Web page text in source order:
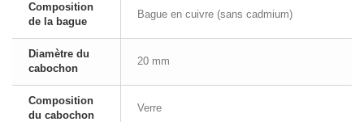
Composition
de la bague
Bague en cuivre (sans cadmium)
Diamètre du
cabochon
20 mm
Composition
du cabochon
Verre